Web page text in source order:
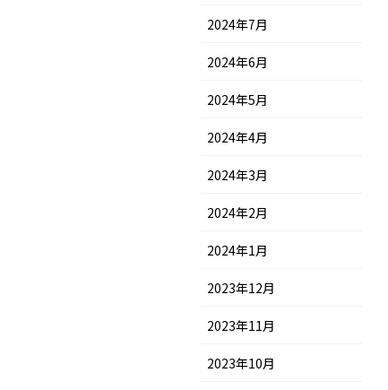
2024年7月
2024年6月
2024年5月
2024年4月
2024年3月
2024年2月
2024年1月
2023年12月
2023年11月
2023年10月